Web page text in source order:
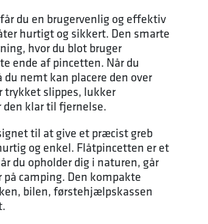
du en brugervenlig og effektiv
hurtigt og sikkert. Den smarte
hvor du blot bruger
ende af pincetten. Når du
nemt kan placere den over
slippes, lukker
klar til fjernelse.
til at give et præcist greb
og enkel. Flåtpincetten er et
du opholder dig i naturen, går
camping. Den kompakte
bilen, førstehjælpskassen